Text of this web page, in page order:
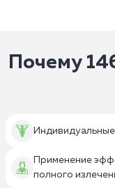
Почему
Применение
полного